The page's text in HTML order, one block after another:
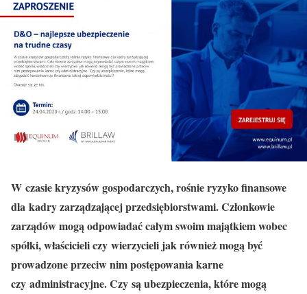
W czasie kryzysów gospodarczych, rośnie ryzyko finansowe
dla kadry zarządzającej przedsiębiorstwami. Członkowie
zarządów mogą odpowiadać całym swoim majątkiem wobec
spółki, właścicieli czy wierzycieli jak również mogą być
prowadzone przeciw nim postępowania karne
czy administracyjne. Czy są ubezpieczenia, które mogą